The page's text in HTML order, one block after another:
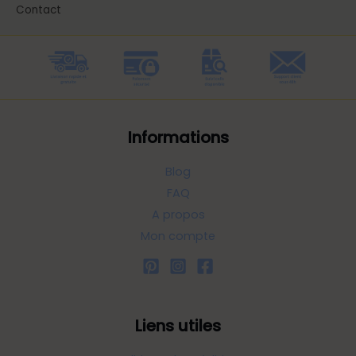
Contact
Informations
Blog
FAQ
A propos
Mon compte
Liens utiles